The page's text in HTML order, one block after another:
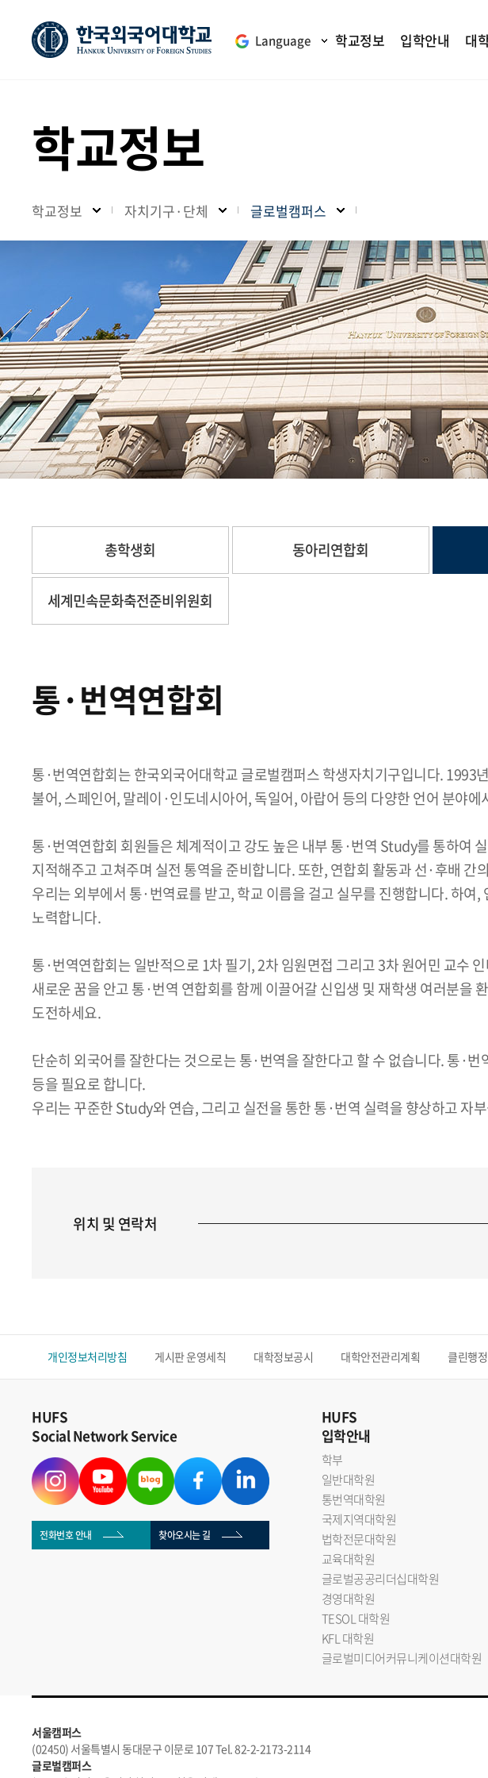
Language 학교정보 입학안내 대
학교정보
학교정보 자치기구·단체 글로벌캠퍼스
총학생회 동아리연합회
세계민속문화축전준비위원회
통·번역연합회
통·번역연합회는 한국외국어대학교 글로벌캠퍼스 학생자치기구입니다.
불어, 스페인어, 말레이·인도네시아어, 독일어, 아랍어 등의 다양한 언어 분야
통·번역연합회 회원들은 체계적이고 강도 높은 내부 통·번역 Study를 통하여
지적해주고 고쳐주며 실전 통역을 준비합니다. 또한, 연합회 활동과 선·후배
우리는 외부에서 통·번역료를 받고, 학교 이름을 걸고 실무를 진행합니다. 하
노력합니다.
통·번역연합회는 일반적으로 1차 필기, 2차 임원면접 그리고 3차 원어민 교수
새로운 꿈을 안고 통·번역 연합회를 함께 이끌어갈 신입생 및 재학생 여러분을
도전하세요.
단순히 외국어를 잘한다는 것으로는 통·번역을 잘한다고 할 수 없습니다. 통·
등을 필요로 합니다.
우리는 꾸준한 Study와 연습, 그리고 실전을 통한 통·번역 실력을 향상하고 자
위치 및 연락처
개인정보처리방침 게시판 운영세칙 대학정보공시 대학안전관리계획 클린행정
HUFS
Social Network Service
전화번호 안내 찾아오시는 길
HUFS
입학안내
학부
일반대학원
통번역대학원
국제지역대학원
법학전문대학원
교육대학원
글로벌공공리더십대학원
경영대학원
TESOL 대학원
KFL 대학원
글로벌미디어커뮤니케이션대학원
서울캠퍼스
(02450) 서울특별시 동대문구 이문로 107 Tel. 82-2-2173-2114
글로벌캠퍼스